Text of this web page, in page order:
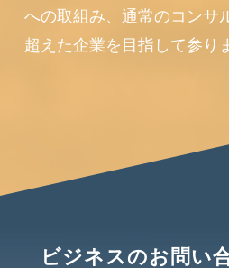
への取組み、通常のコンサ
超えた企業を目指して参り
ビジネスのお問い